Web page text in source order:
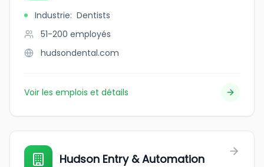
Industrie: Dentists
51-200 employés
hudsondental.com
Voir les emplois et détails
Hudson Entry & Automation